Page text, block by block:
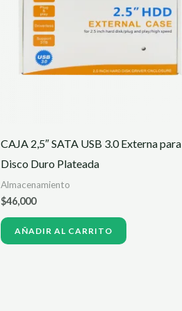
CAJA 2,5″ SATA USB 3.0 Externa para
Disco Duro Plateada
Almacenamiento
$46,000
AÑADIR AL CARRITO